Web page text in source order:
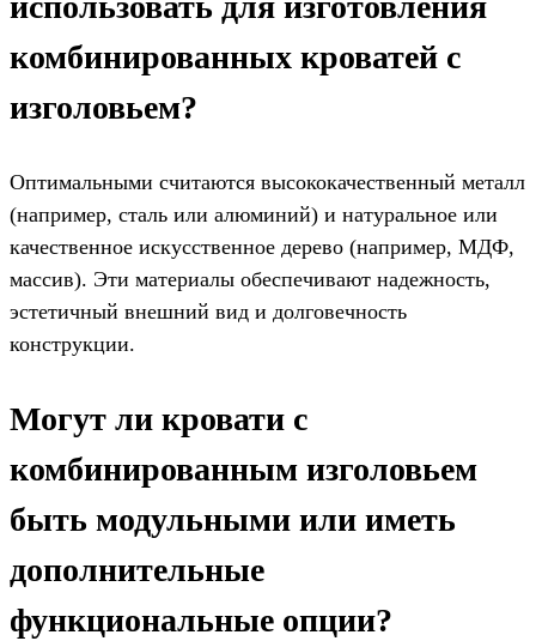
комбинированных кроватей с
изголовьем?
Оптимальными считаются высококачественный металл
(например, сталь или алюминий) и натуральное или
качественное искусственное дерево (например, МДФ,
массив). Эти материалы обеспечивают надежность,
эстетичный внешний вид и долговечность
конструкции.
Могут ли кровати с
комбинированным изголовьем
быть модульными или иметь
дополнительные
функциональные опции?